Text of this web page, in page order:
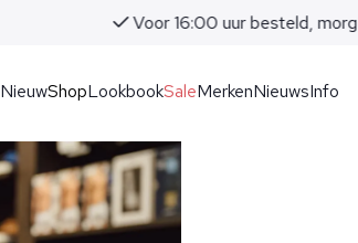
Voor 16:00 uur besteld, morgen in huis!
NieuwShopLookbookSaleMerkenNieuwsInfo